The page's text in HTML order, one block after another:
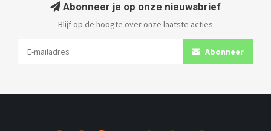
Abonneer je op onze nieuwsbrief
Blijf op de hoogte over onze laatste acties
Abonneer